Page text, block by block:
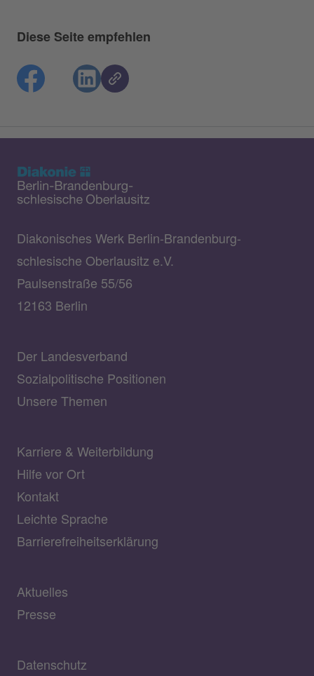
Diese Seite empfehlen
Diakonisches Werk Berlin-Brandenburg-
schlesische Oberlausitz e.V.
Paulsenstraße 55/56
12163 Berlin
Der Landesverband
Sozialpolitische Positionen
Unsere Themen
Karriere & Weiterbildung
Hilfe vor Ort
Kontakt
Leichte Sprache
Barrierefreiheitserklärung
Aktuelles
Presse
Datenschutz